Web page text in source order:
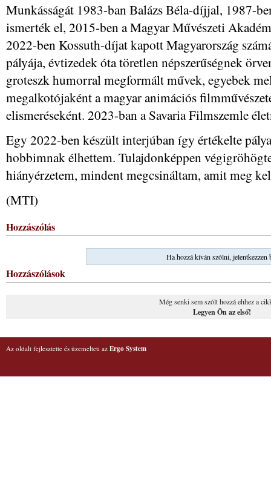
Munkásságát 1983-ban Balázs Béla-díjjal, 1987-
ismerték el, 2015-ben a Magyar Művészeti
2022-ben Kossuth-díjat kapott Magyarország
pályája, évtizedek óta töretlen népszerűségnek
groteszk humorral megformált művek, egyebek
megalkotójaként a magyar animációs
elismeréseként. 2023-ban a Savaria Filmszemle
Egy 2022-ben készült interjúban így értékelte
hobbimnak élhettem. Tulajdonképpen
hiányérzetem, mindent megcsináltam, amit meg
(MTI)
Hozzászólás
Ha hozzá kíván szólni, jelentkezzen
Hozzászólások
Még senki sem szólt hozzá ehhez a
Legyen Ön az első!
Az oldalt fejlesztette és üzemelteti az Ergo System